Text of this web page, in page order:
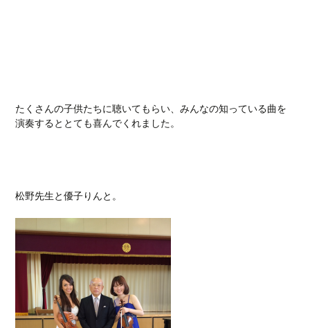
たくさんの子供たちに聴いてもらい、みんなの知っている曲を
演奏するととても喜んでくれました。
松野先生と優子りんと。